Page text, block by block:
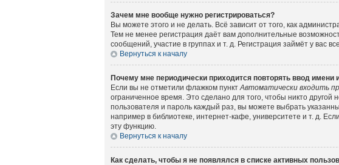
Зачем мне вообще нужно регистрироваться?
Вы можете этого и не делать. Всё зависит от того, как
Тем не менее регистрация даёт вам дополнительные
сообщений, участие в группах и т. д. Регистрация займёт у вас
Вернуться к началу
Почему мне периодически приходится повторять ввод имени
Если вы не отметили флажком пунктАвтоматически входить
ограниченное время. Это сделано для того, чтобы никто
пользователя и пароль каждый раз, вы можете выбрать
например в библиотеке, интернет-кафе, университете и т. д.
эту функцию.
Вернуться к началу
Как сделать, чтобы я не появлялся в списке активных